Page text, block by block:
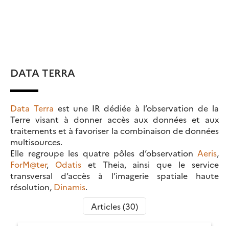
DATA TERRA
Data Terra est une IR dédiée à l’observation de la
Terre visant à donner accès aux données et aux
traitements et à favoriser la combinaison de données
multisources.
Elle regroupe les quatre pôles d’observation Aeris,
ForM@ter, Odatiset Theia, ainsi que le service
transversal d’accès à l’imagerie spatiale haute
résolution, Dinamis.
Articles (30)